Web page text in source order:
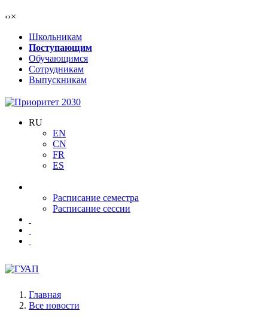
‹›×
Школьникам
Поступающим
Обучающимся
Сотрудникам
Выпускникам
RU
EN
CN
FR
ES
Расписание семестра
Расписание сессии
Главная
Все новости